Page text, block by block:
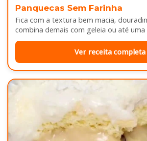
Panquecas Sem Farinha
Fica com a textura bem macia,
combina demais com geleia ou até
derretendo por cima...
Ver receita completa